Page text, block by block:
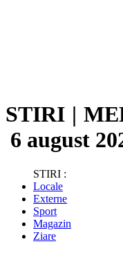
STIRI |
6 august
STIRI :
Locale
Externe
Sport
Magazin
Ziare